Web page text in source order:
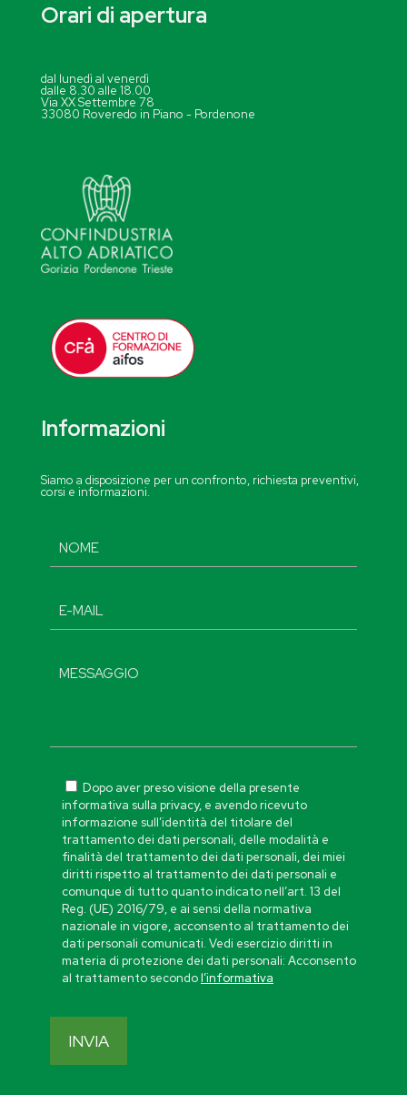
Orari di apertura
dal lunedì al venerdì
dalle 8.30 alle 18.00
Via XX Settembre 78
33080 Roveredo in Piano - Pordenone
Informazioni
Siamo a disposizione per un confronto, richiesta preventivi,
corsi e informazioni.
Dopo aver preso visione della presente
informativa sulla privacy, e avendo ricevuto
informazione sull’identità del titolare del
trattamento dei dati personali, delle modalità e
finalità del trattamento dei dati personali, dei miei
diritti rispetto al trattamento dei dati personali e
comunque di tutto quanto indicato nell’art. 13 del
Reg. (UE) 2016/79, e ai sensi della normativa
nazionale in vigore, acconsento al trattamento dei
dati personali comunicati. Vedi esercizio diritti in
materia di protezione dei dati personali: Acconsento
al trattamento secondol’informativa